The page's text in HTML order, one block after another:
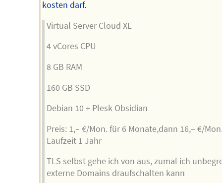
kosten darf.
Virtual Server Cloud XL
4 vCores CPU
8 GB RAM
160 GB SSD
Debian 10 + Plesk Obsidian
Preis: 1,– €/Mon. für 6 Monate,dann 16,– €/
Laufzeit 1 Jahr
TLS selbst gehe ich von aus, zumal ich
externe Domains draufschalten kann